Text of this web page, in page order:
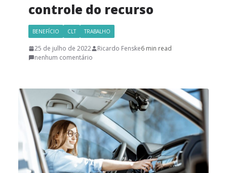
controle do recurso
BENEFÍCIO CLT TRABALHO
25 de julho de 2022 Ricardo Fenske6 min read
nenhum comentário